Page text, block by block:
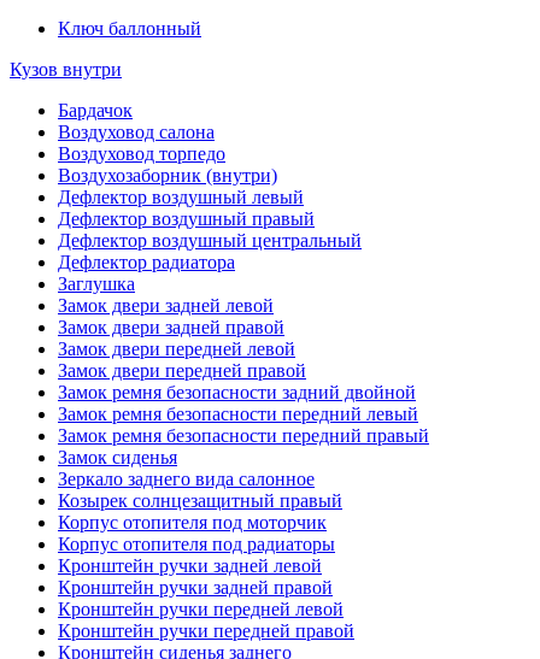
Ключ баллонный
Кузов внутри
Бардачок
Воздуховод салона
Воздуховод торпедо
Воздухозаборник (внутри)
Дефлектор воздушный левый
Дефлектор воздушный правый
Дефлектор воздушный центральный
Дефлектор радиатора
Заглушка
Замок двери задней левой
Замок двери задней правой
Замок двери передней левой
Замок двери передней правой
Замок ремня безопасности задний двойной
Замок ремня безопасности передний левый
Замок ремня безопасности передний правый
Замок сиденья
Зеркало заднего вида салонное
Козырек солнцезащитный правый
Корпус отопителя под моторчик
Корпус отопителя под радиаторы
Кронштейн ручки задней левой
Кронштейн ручки задней правой
Кронштейн ручки передней левой
Кронштейн ручки передней правой
Кронштейн сиденья заднего